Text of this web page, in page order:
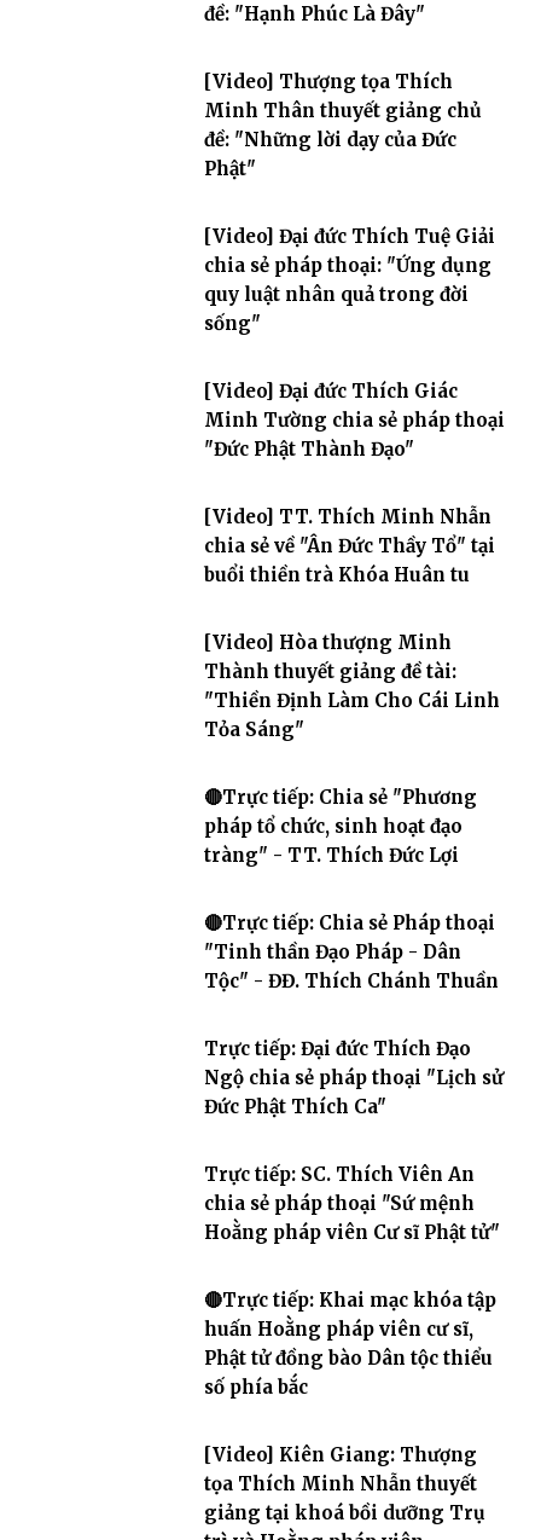
đề: "Hạnh Phúc Là Đây"
[Video] Thượng tọa Thích
Minh Thân thuyết giảng chủ
đề: "Những lời dạy của Đức
Phật"
[Video] Đại đức Thích Tuệ Giải
chia sẻ pháp thoại: "Ứng dụng
quy luật nhân quả trong đời
sống"
[Video] Đại đức Thích Giác
Minh Tường chia sẻ pháp thoại
"Đức Phật Thành Đạo"
[Video] TT. Thích Minh Nhẫn
chia sẻ về "Ân Đức Thầy Tổ" tại
buổi thiền trà Khóa Huân tu
[Video] Hòa thượng Minh
Thành thuyết giảng đề tài:
"Thiền Định Làm Cho Cái Linh
Tỏa Sáng"
🔴Trực tiếp: Chia sẻ "Phương
pháp tổ chức, sinh hoạt đạo
tràng" - TT. Thích Đức Lợi
🔴Trực tiếp: Chia sẻ Pháp thoại
"Tinh thần Đạo Pháp - Dân
Tộc" - ĐĐ. Thích Chánh Thuần
Trực tiếp: Đại đức Thích Đạo
Ngộ chia sẻ pháp thoại "Lịch sử
Đức Phật Thích Ca"
Trực tiếp: SC. Thích Viên An
chia sẻ pháp thoại "Sứ mệnh
Hoằng pháp viên Cư sĩ Phật tử"
🔴Trực tiếp: Khai mạc khóa tập
huấn Hoằng pháp viên cư sĩ,
Phật tử đồng bào Dân tộc thiểu
số phía bắc
[Video] Kiên Giang: Thượng
tọa Thích Minh Nhẫn thuyết
giảng tại khoá bồi dưỡng Trụ